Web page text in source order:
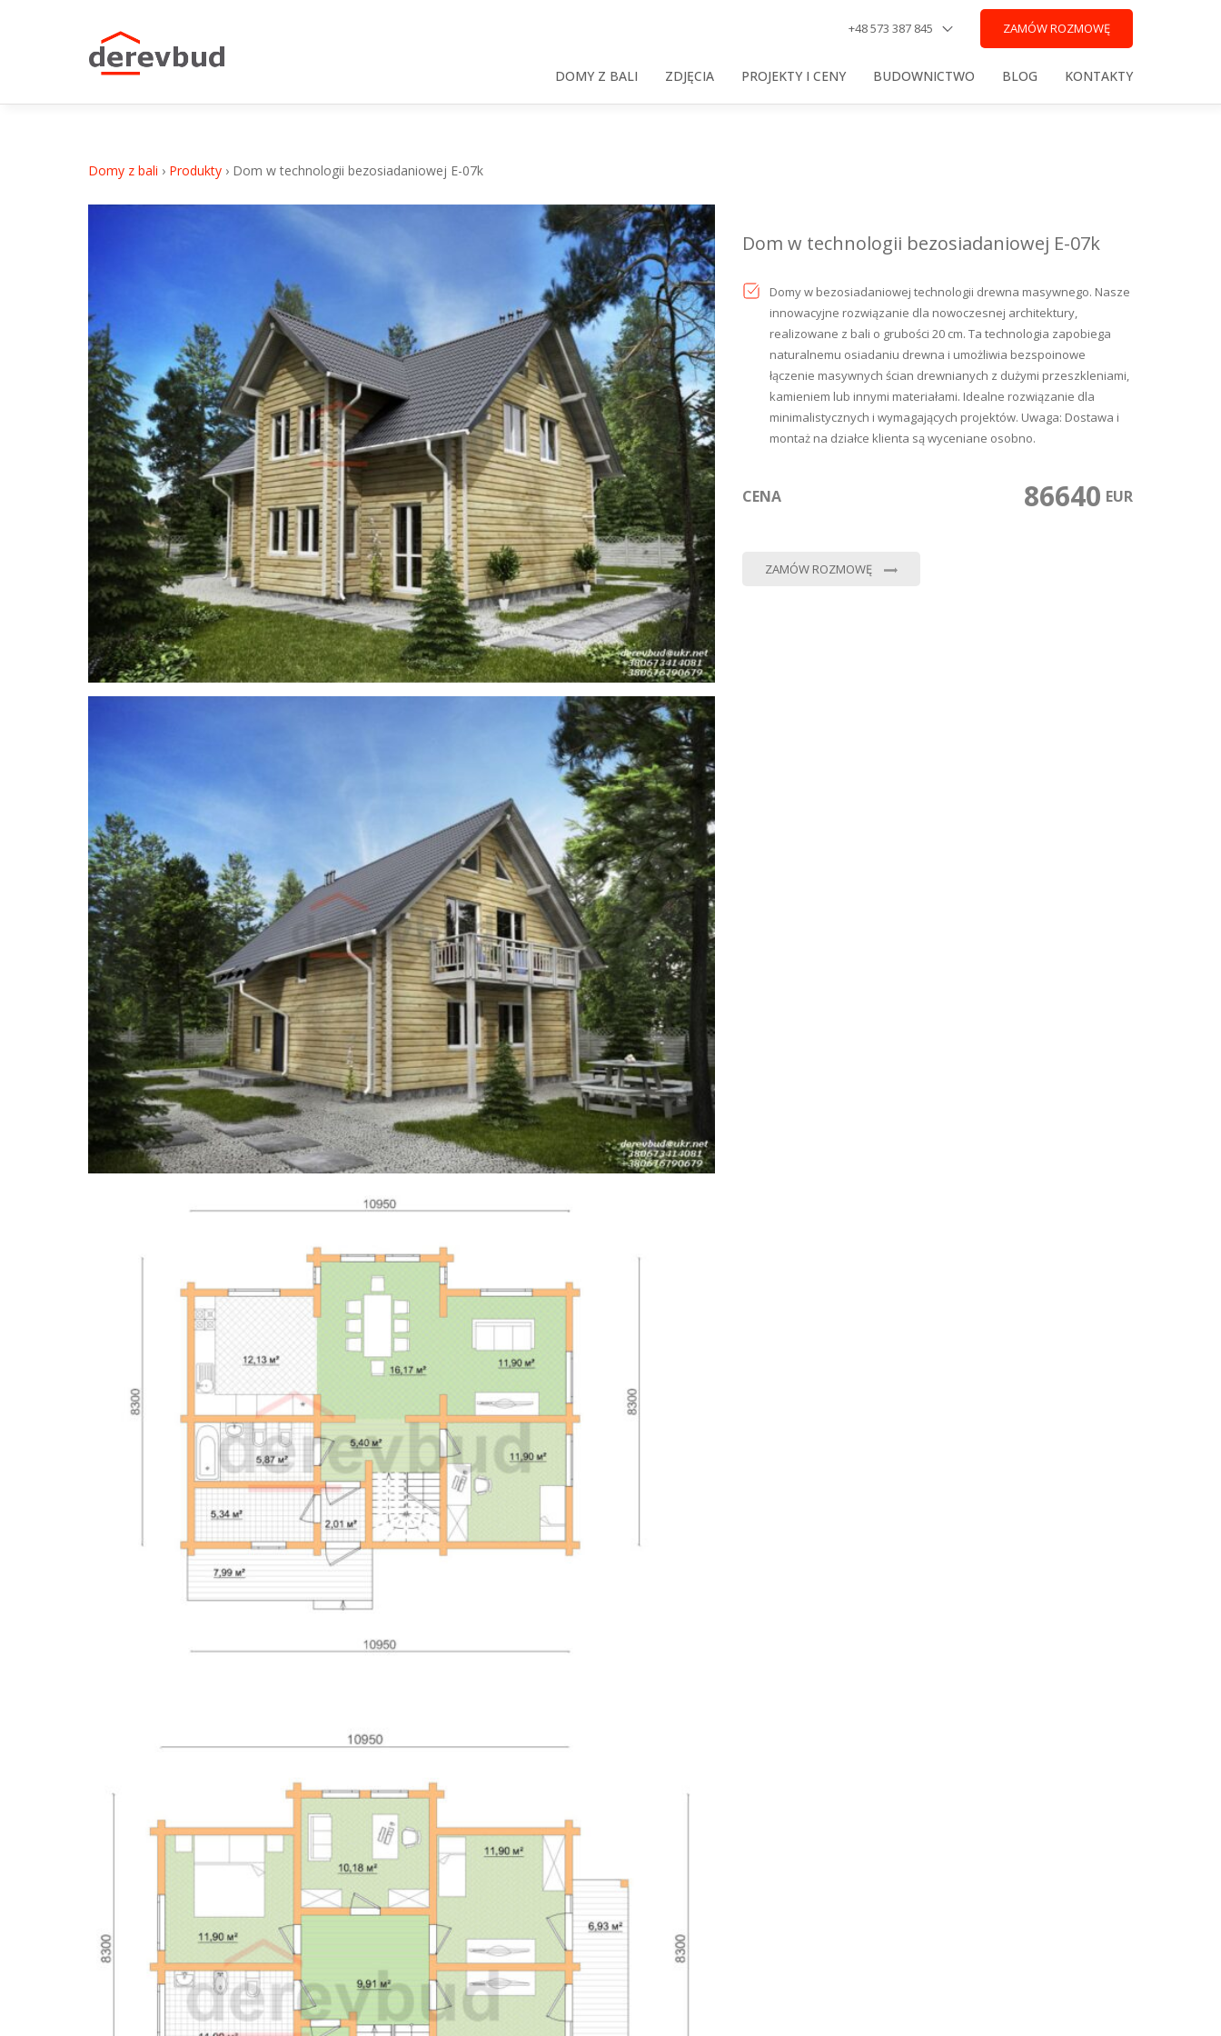
+48 573 387 845 ZAMÓW ROZMOWĘ
DOMY Z BALI ZDJĘCIA PROJEKTY I CENY BUDOWNICTWO BLOG KONTAKTY
Domy z bali › Produkty › Dom w technologii bezosiadaniowej E-07k
Dom w technologii bezosiadaniowej E-07k
Domy w bezosiadaniowej technologii drewna masywnego. Nasze
innowacyjne rozwiązanie dla nowoczesnej architektury,
realizowane z bali o grubości 20 cm. Ta technologia zapobiega
naturalnemu osiadaniu drewna i umożliwia bezspoinowe
łączenie masywnych ścian drewnianych z dużymi przeszkleniami,
kamieniem lub innymi materiałami. Idealne rozwiązanie dla
minimalistycznych i wymagających projektów. Uwaga: Dostawa i
montaż na działce klienta są wyceniane osobno.
CENA 86640 EUR
ZAMÓW ROZMOWĘ